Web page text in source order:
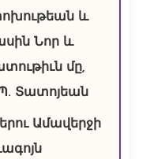
և
Նոր և
մը,
Տատոյեան
Ամավերջի